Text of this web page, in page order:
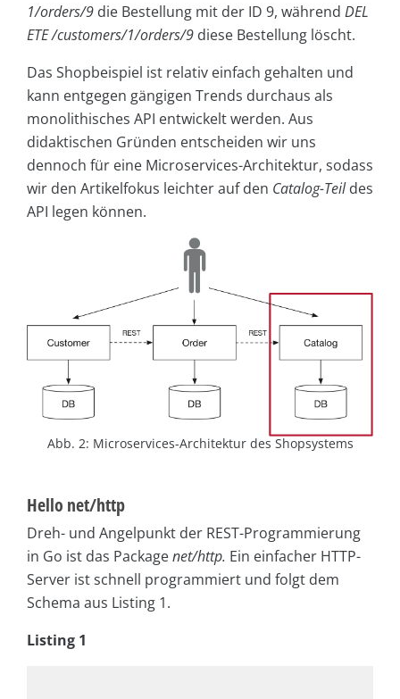
1/orders/9 die Bestellung mit der ID 9, während DEL
ETE /customers/1/orders/9 diese Bestellung löscht.
Das Shopbeispiel ist relativ einfach gehalten und
kann entgegen gängigen Trends durchaus als
monolithisches API entwickelt werden. Aus
didaktischen Gründen entscheiden wir uns
dennoch für eine Microservices-Architektur, sodass
wir den Artikelfokus leichter auf den Catalog-Teildes
API legen können.
Abb. 2: Microservices-Architektur des Shopsystems
Hello net/http
Dreh- und Angelpunkt der REST-Programmierung
in Go ist das Packagenet/http. Ein einfacher HTTP-
Server ist schnell programmiert und folgt dem
Schema aus Listing 1.
Listing 1